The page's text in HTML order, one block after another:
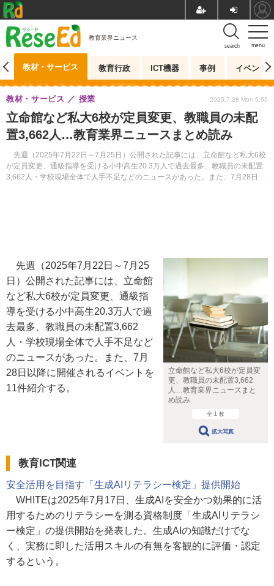
menu
search
教育業界ニュース
教材・サービス 教育行政 ICT機器 事例 イベント
立命館など私大6校が定員変更、教職員の未配
置3,662人…教育業界ニュースまとめ読み
先週（2025年7月22日～7月25日）公開された記事には、立命館など私大6校
が定員変更、通級指導を受ける小中高生20.3万人で過去最多、教職員の未配置
3,662人・学校現場全体で人手不足などのニュースがあった。また、7月28日以
教材・サービス 授業 2025.7.28 Mon 5:55
立命館など私大6校が定員変
更、教職員の未配置3,662
人…教育業界ニュースまと
め読み
全 1 枚
拡大写真
先週（2025年7月22日～7月25
日）公開された記事には、立命館
など私大6校が定員変更、通級指
導を受ける小中高生20.3万人で過
去最多、教職員の未配置3,662
人・学校現場全体で人手不足など
のニュースがあった。また、7月
28日以降に開催されるイベントを
11件紹介する。
教育ICT関連
安全活用を目指す「生成AIリテラシー検定」提供開始
WHITEは2025年7月17日、生成AIを安全かつ効果的に活
用するためのリテラシーを測る資格制度「生成AIリテラシ
ー検定」の提供開始を発表した。生成AIの知識だけでな
く、実務に即した活用スキルの有無を客観的に評価・認定
するという。